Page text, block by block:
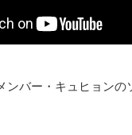
ンバー・キュヒョンの